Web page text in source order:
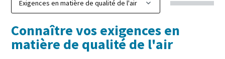
Connaître vos exigences en
matière de qualité de l'air